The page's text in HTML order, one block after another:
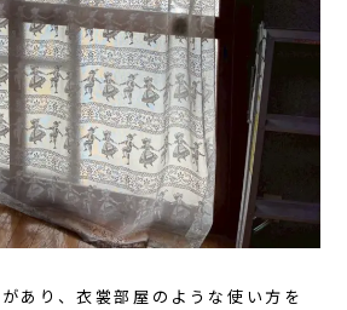
あり、衣裳部屋のような使い方を